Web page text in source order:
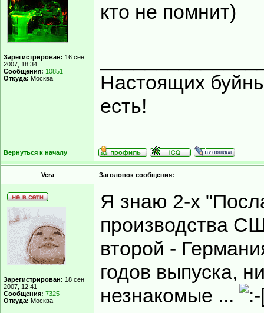
Зарегистрирован: 16 сен
2007, 18:34
Сообщения: 10851
Откуда: Москва
кто не помнит)
Настоящих
есть!
Вернуться к началу
Vera Заголовок сообщения:
Зарегистрирован: 18 сен
2007, 12:41
Сообщения: 7325
Откуда: Москва
Я знаю 2-х
производства
второй -
годов выпуска,
незнакомые ...